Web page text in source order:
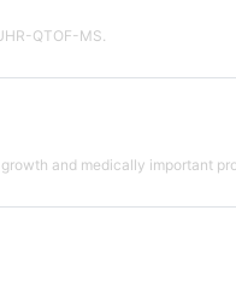
QTOF-MS.
and medically important